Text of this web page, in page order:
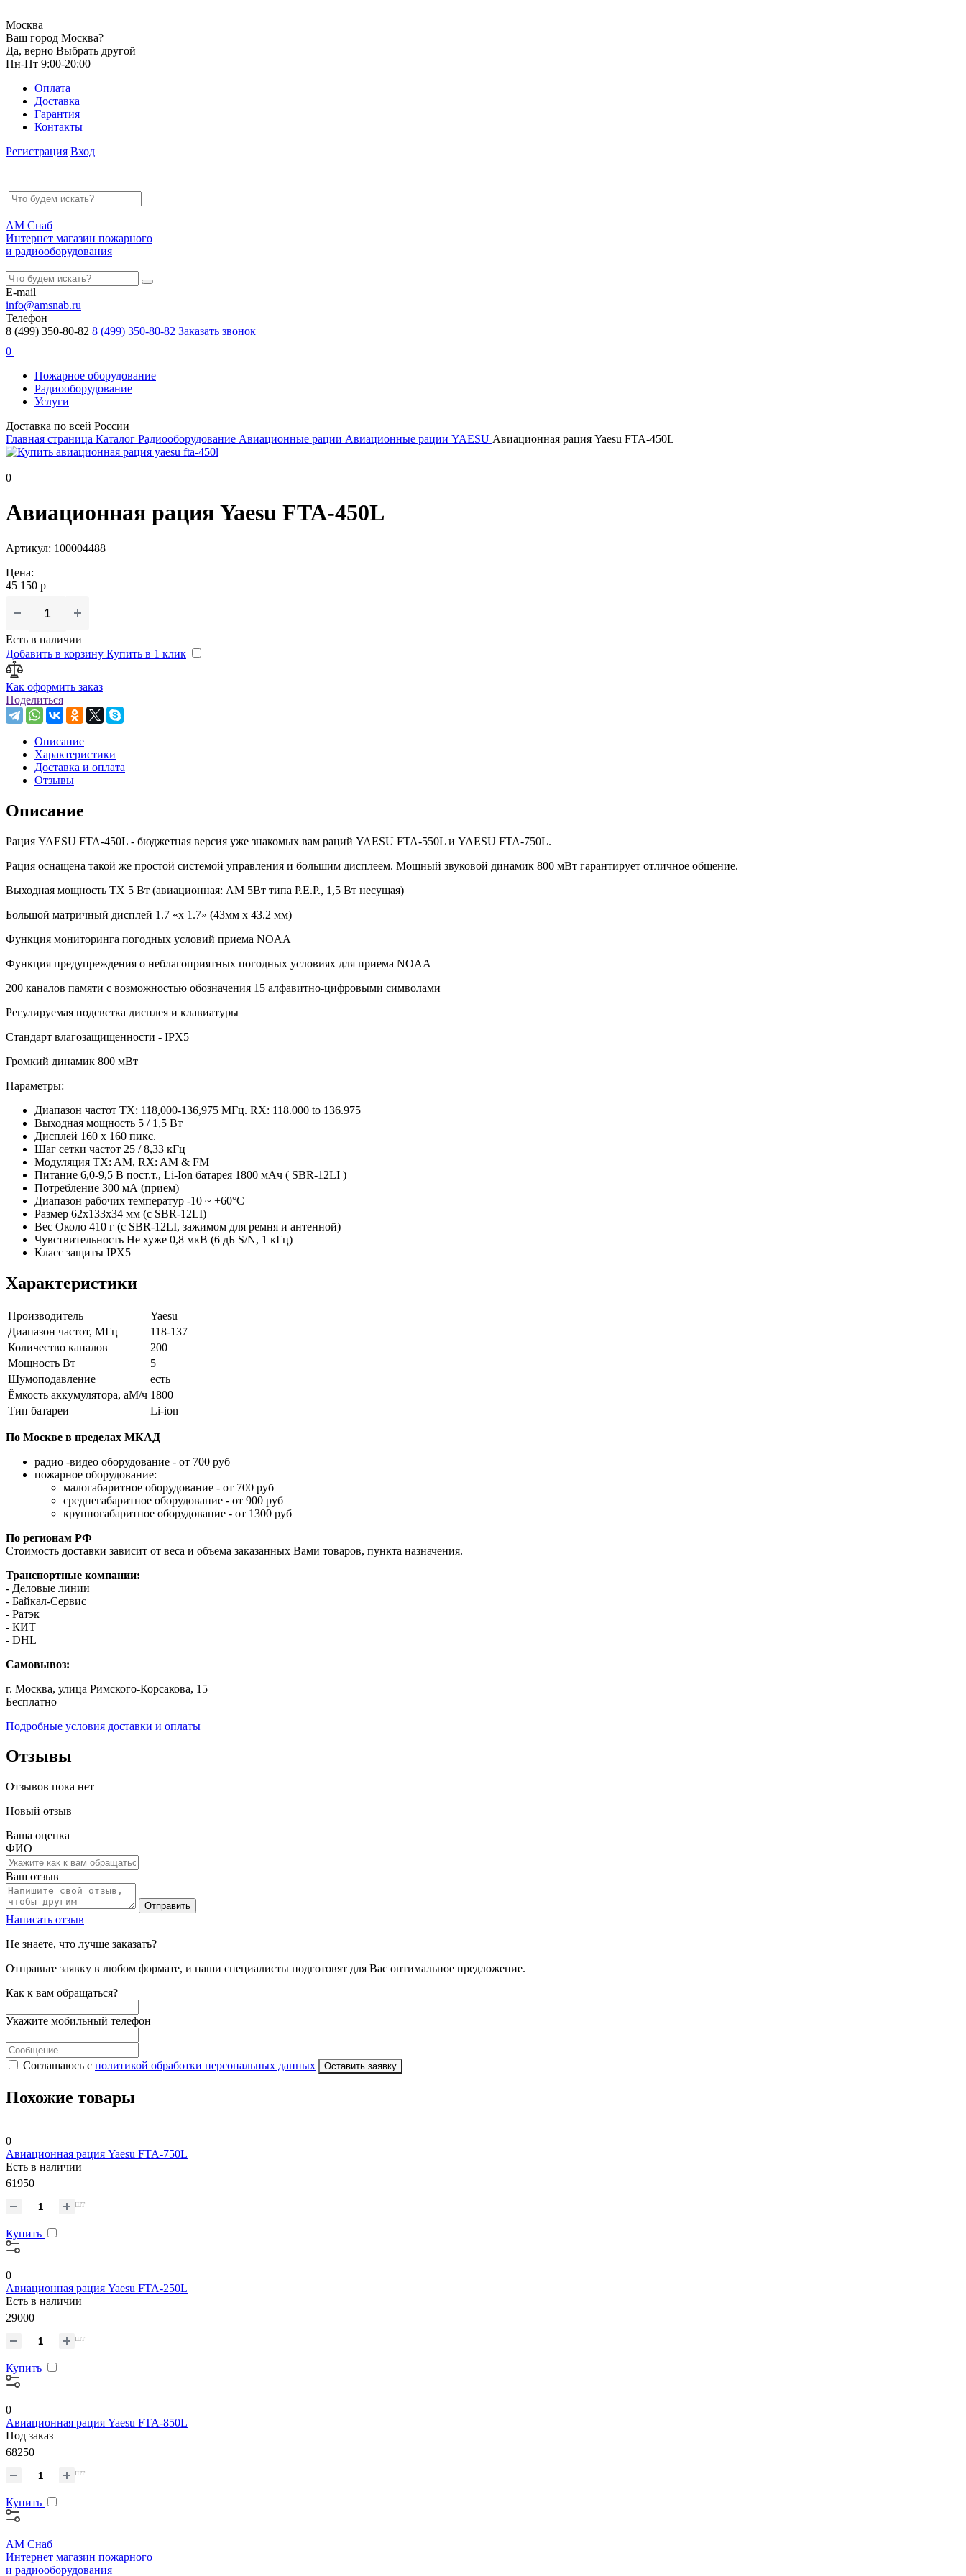
Москва
Ваш город Москва?
Да, верно Выбрать другой
Пн-Пт 9:00-20:00
Оплата
Доставка
Гарантия
Контакты
Регистрация Вход
АМ Снаб
Интернет магазин пожарного
и радиооборудования
E-mail
info@amsnab.ru
Телефон
8 (499) 350-80-82 8 (499) 350-80-82 Заказать звонок
0
Пожарное оборудование
Радиооборудование
Услуги
Доставка по всей России
Главная страница Каталог Радиооборудование Авиационные рации Авиационные рации YAESU Авиационная рация Yaesu FTA-450L
0
Авиационная рация Yaesu FTA-450L
Артикул: 100004488
Цена:
45 150 р
Есть в наличии
Добавить в корзину Купить в 1 клик
Как оформить заказ
Поделиться
Описание
Характеристики
Доставка и оплата
Отзывы
Описание
Рация YAESU FTA-450L - бюджетная версия уже знакомых вам раций YAESU FTA-550L и YAESU FTA-750L.
Рация оснащена такой же простой системой управления и большим дисплеем. Мощный звуковой динамик 800 мВт гарантирует отличное общение.
Выходная мощность TX 5 Вт (авиационная: AM 5Вт типа P.E.P., 1,5 Вт несущая)
Большой матричный дисплей 1.7 «х 1.7» (43мм х 43.2 мм)
Функция мониторинга погодных условий приема NOAA
Функция предупреждения о неблагоприятных погодных условиях для приема NOAA
200 каналов памяти с возможностью обозначения 15 алфавитно-цифровыми символами
Регулируемая подсветка дисплея и клавиатуры
Стандарт влагозащищенности - IPX5
Громкий динамик 800 мВт
Параметры:
Диапазон частот TX: 118,000-136,975 МГц. RX: 118.000 to 136.975
Выходная мощность 5 / 1,5 Вт
Дисплей 160 x 160 пикс.
Шаг сетки частот 25 / 8,33 кГц
Модуляция TX: AM, RX: AM & FM
Питание 6,0-9,5 В пост.т., Li-Ion батарея 1800 мАч ( SBR-12LI )
Потребление 300 мА (прием)
Диапазон рабочих температур -10 ~ +60°C
Размер 62x133x34 мм (с SBR-12LI)
Вес Около 410 г (с SBR-12LI, зажимом для ремня и антенной)
Чувствительность Не хуже 0,8 мкВ (6 дБ S/N, 1 кГц)
Класс защиты IPX5
Характеристики
Производитель
Yaesu
Диапазон частот, МГц
118-137
Количество каналов
200
Мощность Вт
5
Шумоподавление
есть
Ёмкость аккумулятора, аМ/ч 1800
Тип батареи
Li-ion
По Москве в пределах МКАД
радио -видео оборудование - от 700 руб
пожарное оборудование:
малогабаритное оборудование - от 700 руб
среднегабаритное оборудование - от 900 руб
крупногабаритное оборудование - от 1300 руб
По регионам РФ
Стоимость доставки зависит от веса и объема заказанных Вами товаров, пункта назначения.
Транспортные компании:
- Деловые линии
- Байкал-Сервис
- Ратэк
- КИТ
- DHL
Самовывоз:
г. Москва, улица Римского-Корсакова, 15
Бесплатно
Подробные условия доставки и оплаты
Отзывы
Отзывов пока нет
Новый отзыв
Ваша оценка
ФИО
Ваш отзыв
Отправить
Написать отзыв
Не знаете, что лучше заказать?
Отправьте заявку в любом формате, и наши специалисты подготовят для Вас оптимальное предложение.
Как к вам обращаться?
Укажите мобильный телефон
Соглашаюсь с политикой обработки персональных данных Оставить заявку
Похожие товары
0
Авиационная рация Yaesu FTA-750L
Есть в наличии
61950
шт
Купить
0
Авиационная рация Yaesu FTA-250L
Есть в наличии
29000
шт
Купить
0
Авиационная рация Yaesu FTA-850L
Под заказ
68250
шт
Купить
АМ Снаб
Интернет магазин пожарного
и радиооборудования